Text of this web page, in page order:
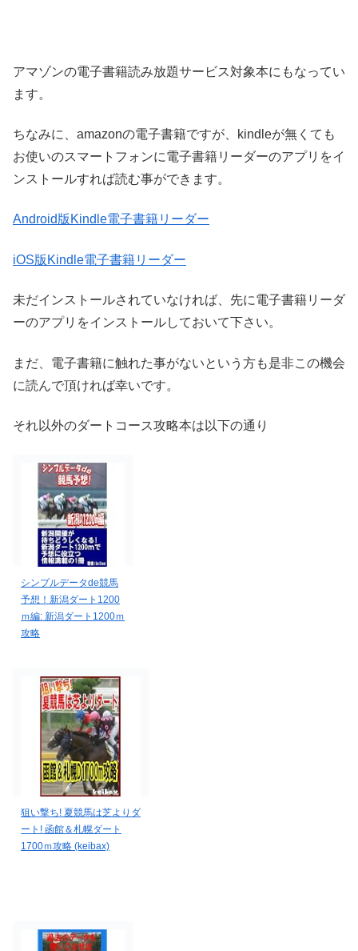
アマゾンの電子書籍読み放題サービス対象本にもなってい
ます。
ちなみに、amazonの電子書籍ですが、kindleが無くても
お使いのスマートフォンに電子書籍リーダーのアプリをイ
ンストールすれば読む事ができます。
Android版Kindle電子書籍リーダー
iOS版Kindle電子書籍リーダー
未だインストールされていなければ、先に電子書籍リーダ
ーのアプリをインストールしておいて下さい。
まだ、電子書籍に触れた事がないという方も是非この機会
に読んで頂ければ幸いです。
それ以外のダートコース攻略本は以下の通り
シンプルデータde競馬
予想！新潟ダート1200
ｍ編: 新潟ダート1200ｍ
攻略
狙い撃ち! 夏競馬は芝よりダ
ート! 函館＆札幌ダート
1700ｍ攻略 (keibax)